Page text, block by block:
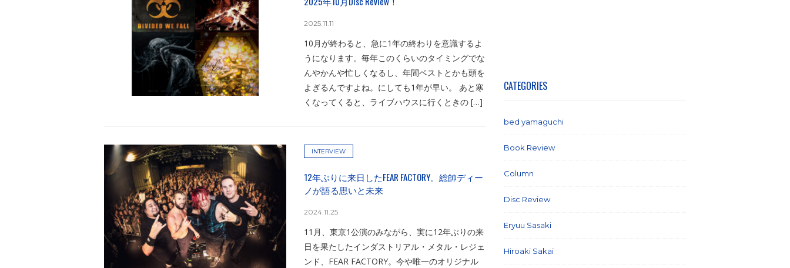
2025.11.11
10月が終わると、急に1年の終わりを意識するよ
うになります。毎年このくらいのタイミングでな
んやかんや忙しくなるし、年間ベストとかも頭を
よぎるんですよね。にしても1年が早い。 あと寒
くなってくると、ライブハウスに行くときの […]
INTERVIEW
12年ぶりに来日したFEAR FACTORY。総帥ディー
ノが語る思いと未来
2024.11.25
11月、東京1公演のみながら、実に12年ぶりの来
日を果たしたインダストリアル・メタル・レジェ
ンド、FEAR FACTORY。今や唯一のオリジナル
CATEGORIES
bed yamaguchi
Book Review
Column
Disc Review
Eryuu Sasaki
Hiroaki Sakai